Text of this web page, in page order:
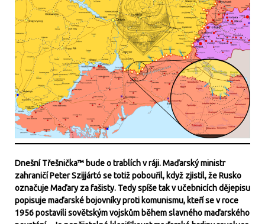
Dnešní Třešnička™ bude o trablích v ráji. Maďarský ministr
zahraničí Peter Szijjártó se totiž pobouřil, když zjistil, že Rusko
označuje Maďary za fašisty. Tedy spíše tak v učebnicích dějepisu
popisuje maďarské bojovníky proti komunismu, kteří se v roce
1956 postavili sovětským vojskům během slavného maďarského